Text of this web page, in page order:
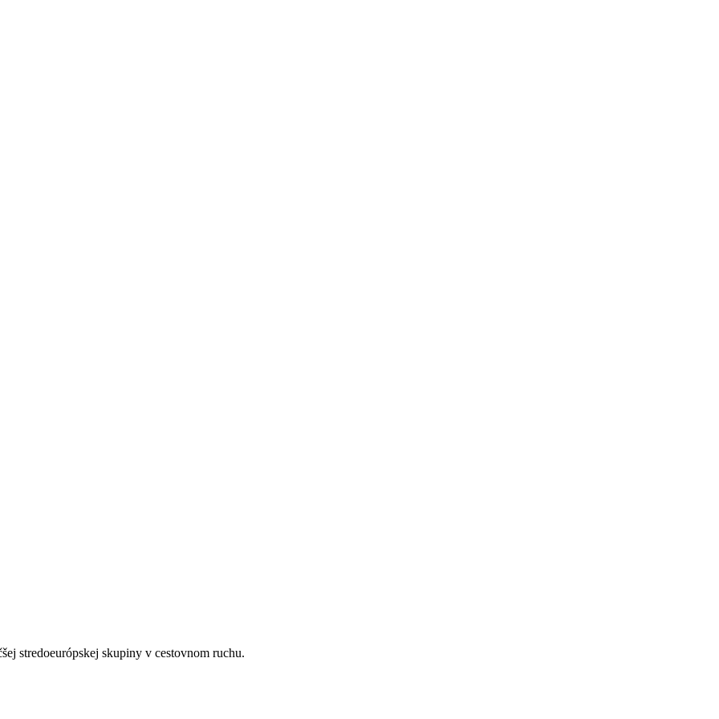
a hlavné nákupné štvrti Sliema.
spa/overview/
stredoeurópskej skupiny v cestovnom ruchu.